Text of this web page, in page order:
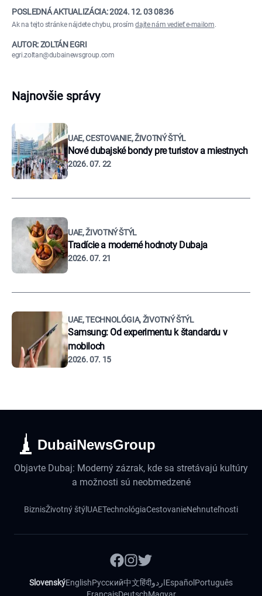
POSLEDNÁ AKTUALIZÁCIA:2024. 12. 03 08:36
Ak na tejto stránke nájdete chybu, prosímdajte nám vedieť e-mailom.
AUTOR: ZOLTÁN EGRI
egri.zoltan@dubainewsgroup.com
Najnovšie správy
UAE, CESTOVANIE, ŽIVOTNÝ ŠTÝL
Nové dubajské bondy pre turistov a miestnych
2026. 07. 22
UAE, ŽIVOTNÝ ŠTÝL
Tradície a moderné hodnoty Dubaja
2026. 07. 21
UAE, TECHNOLÓGIA, ŽIVOTNÝ ŠTÝL
Samsung: Od experimentu k štandardu v
mobiloch
2026. 07. 15
DubaiNewsGroup
Objavte Dubaj: Moderný zázrak, kde sa stretávajú kultúry
a možnosti sú neobmedzené
BiznisŽivotný štýl UAETechnológiaCestovanieNehnuteľnosti
SlovenskýEnglishРусский中文हिंदीاردوEspañol Português